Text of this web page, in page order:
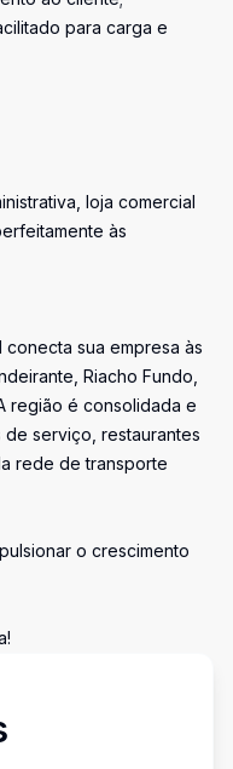
para carga e
loja comercial
às
conecta sua empresa às
Riacho Fundo,
região é consolidada e
serviço, restaurantes
rede de transporte
o crescimento